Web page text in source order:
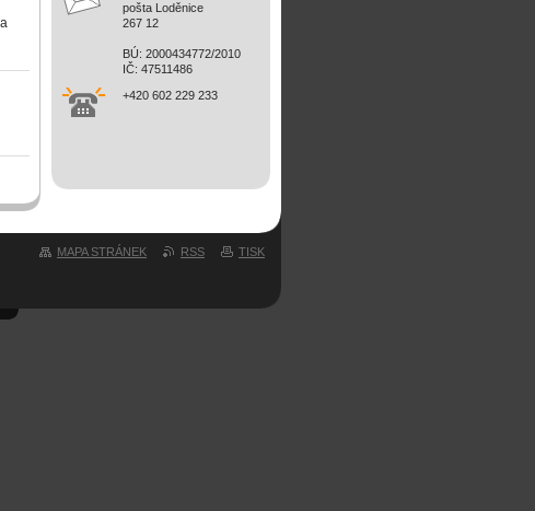
pošta Loděnice
267 12
BÚ: 2000434772/2010
IČ: 47511486
+420 602 229 233
MAPA STRÁNEK RSS TISK